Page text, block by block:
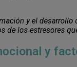
y el
los estresores
y